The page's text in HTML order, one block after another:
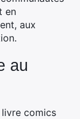
en
aux
au
livre comics